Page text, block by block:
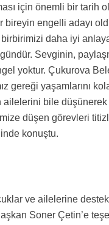
için önemli bir tarih
bireyin engelli adayı
daha iyi
gündür. Sevginin,
yoktur. Çukurova
gereği yaşamlarını
bile düşünerek
düşen görevleri
konuştu.
ve ailelerine
Soner Çetin’e